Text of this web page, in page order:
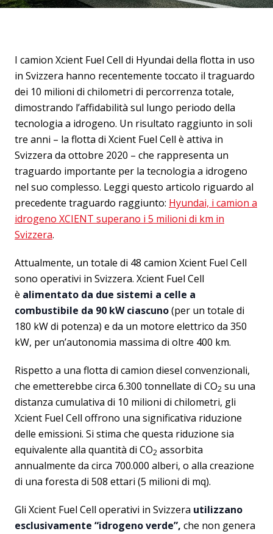
I camion Xcient Fuel Cell di Hyundai della flotta in uso
in Svizzera hanno recentemente toccato il traguardo
dei 10 milioni di chilometri di percorrenza totale,
dimostrando l’affidabilità sul lungo periodo della
tecnologia a idrogeno. Un risultato raggiunto in soli
tre anni – la flotta di Xcient Fuel Cell è attiva in
Svizzera da ottobre 2020 – che rappresenta un
traguardo importante per la tecnologia a idrogeno
nel suo complesso. Leggi questo articolo riguardo al
precedente traguardo raggiunto: Hyundai, i camion a
idrogeno XCIENT superano i 5 milioni di km in
Svizzera.
Attualmente, un totale di 48 camion Xcient Fuel Cell
sono operativi in Svizzera. Xcient Fuel Cell
è alimentato da due sistemi a celle a
combustibile da 90 kW ciascuno(per un totale di
180 kW di potenza) e da un motore elettrico da 350
kW, per un’autonomia massima di oltre 400 km.
Rispetto a una flotta di camion diesel convenzionali,
che emetterebbe circa 6.300 tonnellate di CO2 su una
distanza cumulativa di 10 milioni di chilometri, gli
Xcient Fuel Cell offrono una significativa riduzione
delle emissioni. Si stima che questa riduzione sia
equivalente alla quantità di CO2 assorbita
annualmente da circa 700.000 alberi, o alla creazione
di una foresta di 508 ettari (5 milioni di mq).
Gli Xcient Fuel Cell operativi in Svizzera utilizzano
esclusivamente “idrogeno verde”, che non genera